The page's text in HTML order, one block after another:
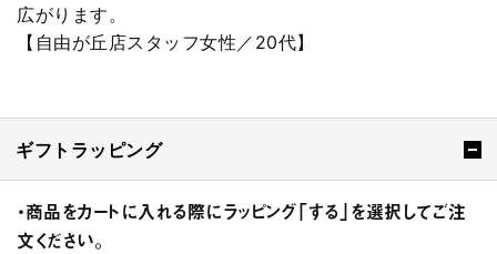
広がります。
【自由が丘店スタッフ女性／20代】
ギフトラッピング
・商品をカートに入れる際にラッピング「する」を選択してご注
文ください。